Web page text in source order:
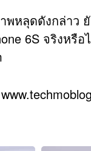
หลุดดังกล่าว ยั
6S จริงหรือ